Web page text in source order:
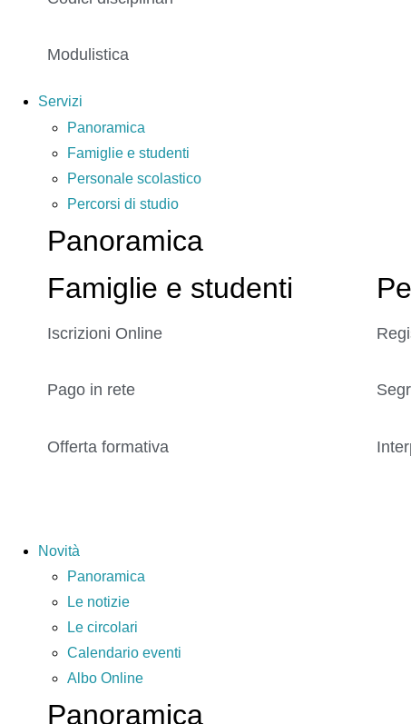
Modulistica
Servizi
Panoramica
Famiglie e studenti
Personale scolastico
Percorsi di studio
Panoramica
Famiglie e studenti
Iscrizioni Online
Pago in rete
Offerta formativa
Novità
Panoramica
Le notizie
Le circolari
Calendario eventi
Albo Online
Panoramica